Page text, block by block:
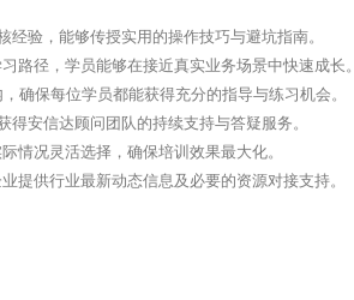
验，能够传授实用的操作技巧与避坑指南。
路径，学员能够在接近真实业务场景中快速成长。
确保每位学员都能获得充分的指导与练习机会。
安信达顾问团队的持续支持与答疑服务。
情况灵活选择，确保培训效果最大化。
提供行业最新动态信息及必要的资源对接支持。